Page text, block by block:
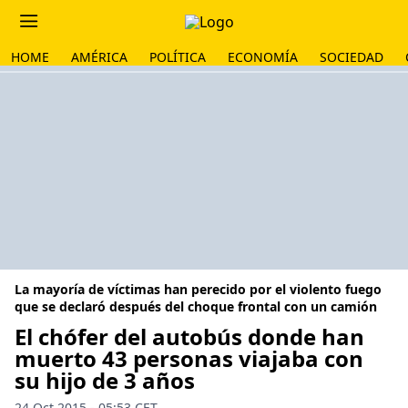
HOME AMÉRICA POLÍTICA ECONOMÍA SOCIEDAD
La mayoría de víctimas han perecido por el violento fuego
que se declaró después del choque frontal con un camión
El chófer del autobús donde han
muerto 43 personas viajaba con
su hijo de 3 años